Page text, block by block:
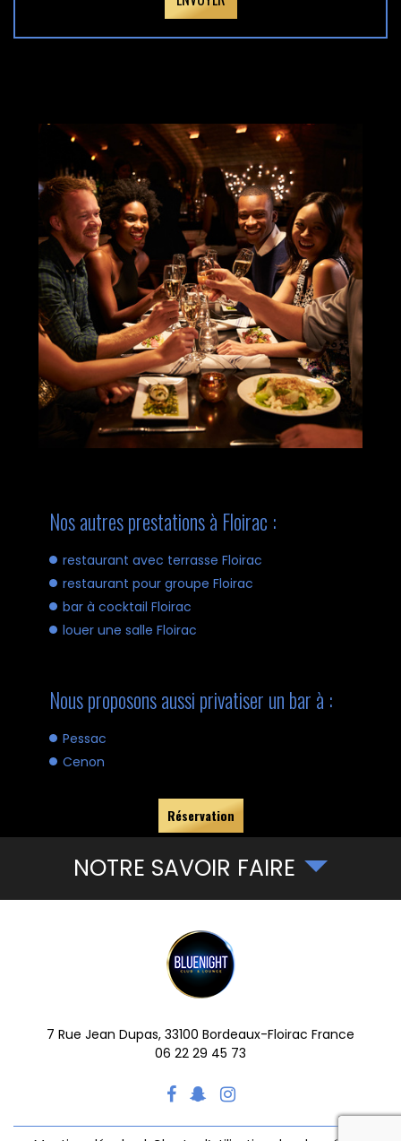
Nos autres prestations à Floirac :
restaurant avec terrasse Floirac
restaurant pour groupe Floirac
bar à cocktail Floirac
louer une salle Floirac
Nous proposons aussi privatiser un bar à :
Pessac
Cenon
Réservation
NOTRE SAVOIR FAIRE
7 Rue Jean Dupas, 33100 Bordeaux-Floirac France
06 22 29 45 73